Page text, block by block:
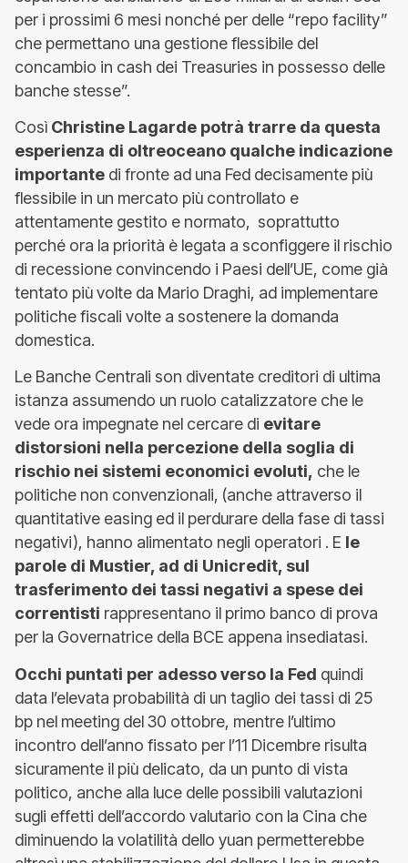
per i prossimi 6 mesi nonché per delle “repo facility”
che permettano una gestione flessibile del
concambio in cash dei Treasuries in possesso delle
banche stesse”.
Così Christine Lagarde potrà trarre da questa
esperienza di oltreoceano qualche indicazione
importante di fronte ad una Fed decisamente più
flessibile in un mercato più controllato e
attentamente gestito e normato, soprattutto
perché ora la priorità è legata a sconfiggere il rischio
di recessione convincendo i Paesi dell’UE, come già
tentato più volte da Mario Draghi, ad implementare
politiche fiscali volte a sostenere la domanda
domestica.
Le Banche Centrali son diventate creditori di ultima
istanza assumendo un ruolo catalizzatore che le
vede ora impegnate nel cercare di evitare
distorsioni nella percezione della soglia di
rischio nei sistemi economici evoluti, che le
politiche non convenzionali, (anche attraverso il
quantitative easing ed il perdurare della fase di tassi
negativi), hanno alimentato negli operatori . E le
parole di Mustier, ad di Unicredit, sul
trasferimento dei tassi negativi a spese dei
correntisti rappresentano il primo banco di prova
per la Governatrice della BCE appena insediatasi.
Occhi puntati per adesso verso la Fed quindi
data l’elevata probabilità di un taglio dei tassi di 25
bp nel meeting del 30 ottobre, mentre l’ultimo
incontro dell’anno fissato per l’11 Dicembre risulta
sicuramente il più delicato, da un punto di vista
politico, anche alla luce delle possibili valutazioni
sugli effetti dell’accordo valutario con la Cina che
diminuendo la volatilità dello yuan permetterebbe